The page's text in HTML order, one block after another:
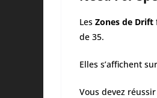
Les Zones de Drift
de 35.
Elles s’affichent
Vous devez